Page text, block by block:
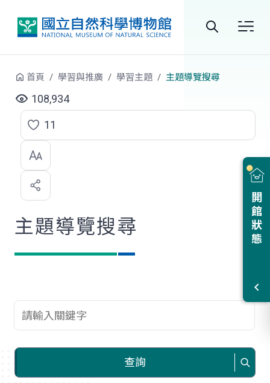
站
尋
開館狀態
首頁 學習與推廣 學習主題 主題導覽搜尋
108,934
點
選
喜
歡
11
主題導覽搜尋
查詢關鍵字
查詢